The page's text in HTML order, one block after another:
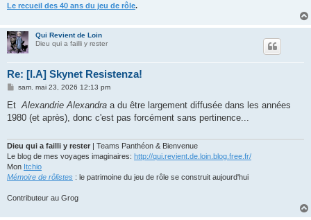
Le recueil des 40 ans du jeu de rôle.
Qui Revient de Loin
Dieu qui a failli y rester
Re: [I.A] Skynet Resistenza!
M
s
a
sam. mai 23, 2026 12:13 pm
EtAlexandrie Alexandra a du être largement diffusée dans les années
1980 (et après), donc c'est pas forcément sans pertinence...
Dieu qui a failli y rester | Teams Panthéon & Bienvenue
Le blog de mes voyages imaginaires: http://qui.revient.de.loin.blog.free.fr/
Mon Itchio
Mémoire de rôlistes : le patrimoine du jeu de rôle se construit aujourd'hui
Contributeur au Grog